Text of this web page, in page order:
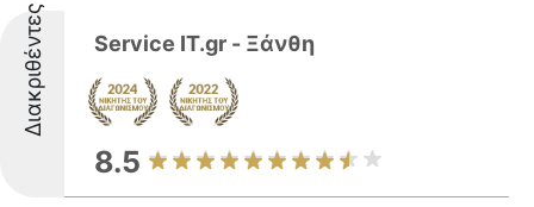
Διακριθέντες Service IT.gr - Ξάνθη
8.5